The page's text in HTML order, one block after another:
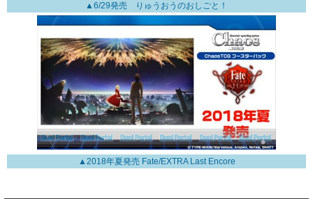
▲6/29発売 りゅうおうのおしごと！
▲2018年夏発売 Fate/EXTRA Last Encore